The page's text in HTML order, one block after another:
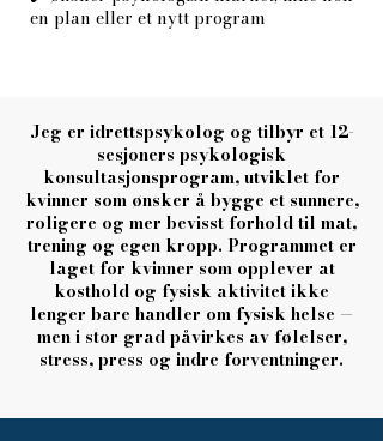
en plan eller et nytt program
Jeg er idrettspsykolog og tilbyr et 12-
sesjoners psykologisk
konsultasjonsprogram, utviklet for
kvinner som ønsker å bygge et sunnere,
roligere og mer bevisst forhold til mat,
trening og egen kropp. Programmet er
laget for kvinner som opplever at
kosthold og fysisk aktivitet ikke
lenger bare handler om fysisk helse —
men i stor grad påvirkes av følelser,
stress, press og indre forventninger.